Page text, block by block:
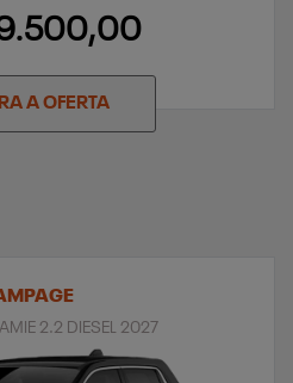
A OFERTA
2.2 DIESEL 2027